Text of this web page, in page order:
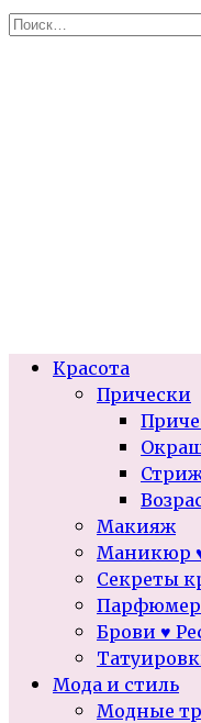
Перейти
Search
Красота
Прически
Макияж
Маникюр
Секреты
Брови ♥
Мода и стиль
Модные